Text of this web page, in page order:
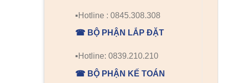
▪️Hotline : 0845.308.308
☎ BỘ PHẬN LẮP ĐẶT
▪️Hotline: 0839.210.210
☎ BỘ PHẬN KẾ TOÁN